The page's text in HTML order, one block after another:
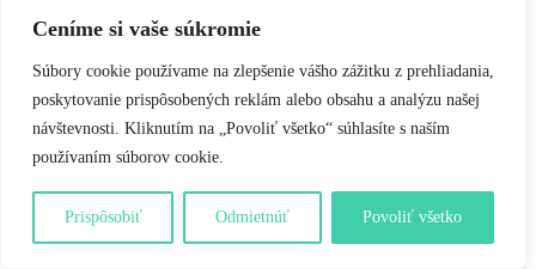
Ceníme si vaše súkromie
Súbory cookie používame na zlepšenie vášho zážitku z prehliadania,
poskytovanie prispôsobených reklám alebo obsahu a analýzu našej
návštevnosti. Kliknutím na „Povoliť všetko“ súhlasíte s naším
používaním súborov cookie.
Prispôsobiť Odmietnúť Povoliť všetko